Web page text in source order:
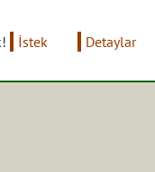
İstek Detaylar